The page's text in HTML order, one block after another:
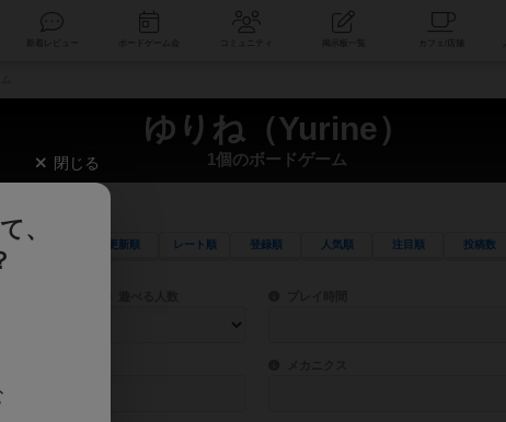
ス コミュニティ
ゆりね（Yurine）
1個のボードゲーム
更新順 レート順 登録順 人気順 注目順 投稿数
ーワード検索ができます。
して検索できます。 目安となる所要時間を指定することが
場人物などモチーフ・ストーリーを指定することができます。直感的にゲームシステムを
ーバー ゲーム性を構成するコアシステムです
閉じる
、